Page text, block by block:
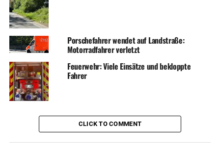
Porschefahrer wendet auf Landstraße:
Motorradfahrer verletzt
Feuerwehr: Viele Einsätze und bekloppte
Fahrer
CLICK TO COMMENT